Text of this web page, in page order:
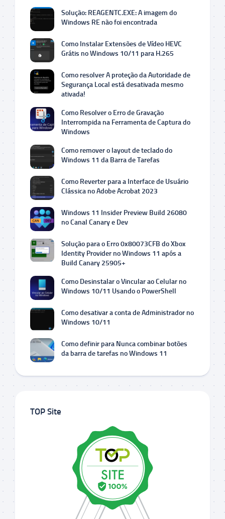
Solução: REAGENTC.EXE: A imagem do
Windows RE não foi encontrada
Como Instalar Extensões de Vídeo HEVC
Grátis no Windows 10/11 para H.265
Como resolver A proteção da Autoridade de
Segurança Local está desativada mesmo
ativada!
Como Resolver o Erro de Gravação
Interrompida na Ferramenta de Captura do
Windows
Como remover o layout de teclado do
Windows 11 da Barra de Tarefas
Como Reverter para a Interface de Usuário
Clássica no Adobe Acrobat 2023
Windows 11 Insider Preview Build 26080
no Canal Canary e Dev
Solução para o Erro 0x80073CFB do Xbox
Identity Provider no Windows 11 após a
Build Canary 25905+
Como Desinstalar o Vincular ao Celular no
Windows 10/11 Usando o PowerShell
Como desativar a conta de Administrador no
Windows 10/11
Como definir para Nunca combinar botões
da barra de tarefas no Windows 11
TOP Site